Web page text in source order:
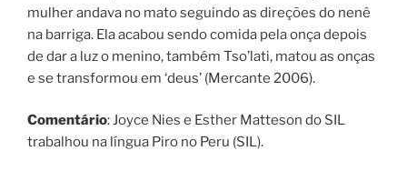
mulher andava no mato seguindo as direções do nenê
na barriga. Ela acabou sendo comida pela onça depois
de dar a luz o menino, também Tso’lati, matou as onças
e se transformou em ‘deus’ (Mercante 2006).
Comentário: Joyce Nies e Esther Matteson do SIL
trabalhou na língua Piro no Peru (SIL).